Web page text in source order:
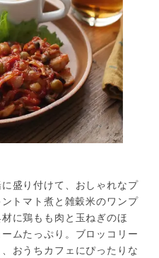
盛り付けて、おしゃれなプ
トマト煮と雑穀米のワンプ
に鶏もも肉と玉ねぎのほ
ムたっぷり。ブロッコリー
おうちカフェにぴったりな